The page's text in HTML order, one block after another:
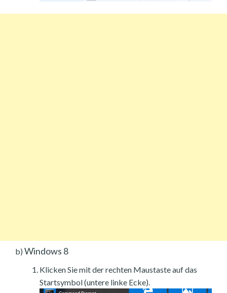
b) Windows 8
Klicken Sie mit der rechten Maustaste auf das
Startsymbol (untere linke Ecke).